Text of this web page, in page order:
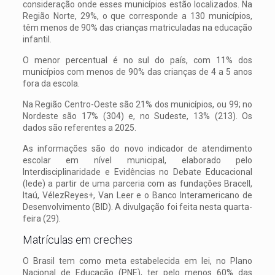
consideração onde esses municípios estão localizados. Na
Região Norte, 29%, o que corresponde a 130 municípios,
têm menos de 90% das crianças matriculadas na educação
infantil.
O menor percentual é no sul do país, com 11% dos
municípios com menos de 90% das crianças de 4 a 5 anos
fora da escola.
Na Região Centro-Oeste são 21% dos municípios, ou 99; no
Nordeste são 17% (304) e, no Sudeste, 13% (213). Os
dados são referentes a 2025.
As informações são do novo indicador de atendimento
escolar em nível municipal, elaborado pelo
Interdisciplinaridade e Evidências no Debate Educacional
(Iede) a partir de uma parceria com as fundações Bracell,
Itaú, VélezReyes+, Van Leer e o Banco Interamericano de
Desenvolvimento (BID). A divulgação foi feita nesta quarta-
feira (29).
Matrículas em creches
O Brasil tem como meta estabelecida em lei, no Plano
Nacional de Educação (PNE), ter pelo menos 60% das